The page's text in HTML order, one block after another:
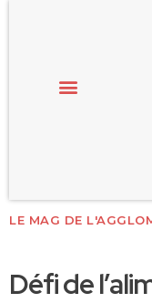
LE MAG DE
Défi de